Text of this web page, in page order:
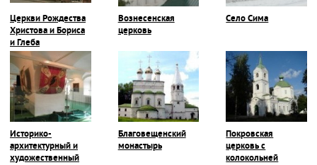
Церкви Рождества
Христова и Бориса
и Глеба
Вознесенская
церковь
Село Сима
Историко-
архитектурный и
художественный
Благовещенский
монастырь
Покровская
церковь с
колокольней